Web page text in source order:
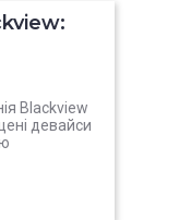
Blackview
девайси